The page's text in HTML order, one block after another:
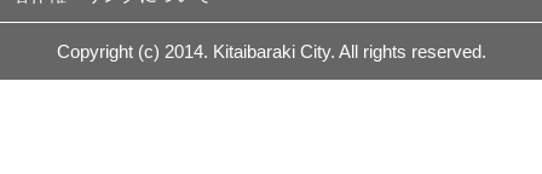
Copyright (c) 2014. Kitaibaraki City. All rights reserved.